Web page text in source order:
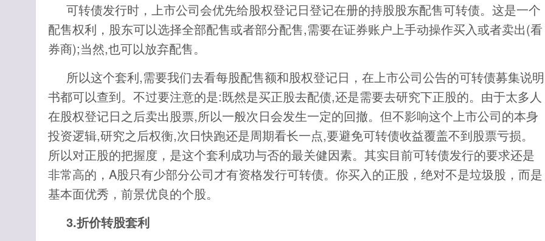
可转债发行时，上市公司会优先给股权登记日登记在册的持股股东配售可转债。这是一个
配售权利，股东可以选择全部配售或者部分配售,需要在证券账户上手动操作买入或者卖出(看
券商);当然,也可以放弃配售。
所以这个套利,需要我们去看每股配售额和股权登记日，在上市公司公告的可转债募集说明
书都可以查到。不过要注意的是:既然是买正股去配债,还是需要去研究下正股的。由于太多人
在股权登记日之后卖出股票,所以一般次日会发生一定的回撤。但不影响这个上市公司的本身
投资逻辑,研究之后权衡,次日快跑还是周期看长一点,要避免可转债收益覆盖不到股票亏损。
所以对正股的把握度，是这个套利成功与否的最关健因素。其实目前可转债发行的要求还是
非常高的，A股只有少部分公司才有资格发行可转债。你买入的正股，绝对不是垃圾股，而是
基本面优秀，前景优良的个股。
3.折价转股套利